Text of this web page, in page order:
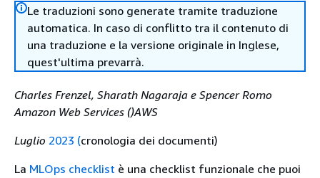
Le traduzioni sono generate tramite traduzione
automatica. In caso di conflitto tra il contenuto di
una traduzione e la versione originale in Inglese,
quest'ultima prevarrà.
Charles Frenzel, Sharath Nagaraja e Spencer Romo
Amazon Web Services ()AWS
Luglio 2023 (cronologia dei documenti)
La MLOps checklist è una checklist funzionale che puoi